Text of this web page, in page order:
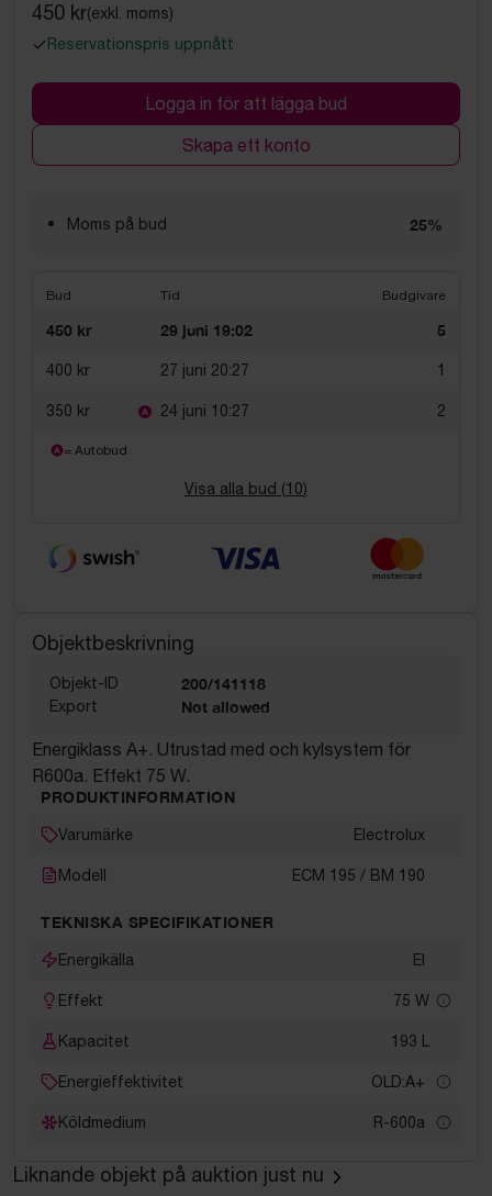
450 kr(exkl. moms)
Reservationspris uppnått
Logga in för att lägga bud
Skapa ett konto
Moms på bud 25%
Bud Tid Budgivare
450 kr 29 juni 19:02 5
400 kr 27 juni 20:27 1
350 kr 24 juni 10:27 2
= Autobud
Visa alla bud (10)
Objektbeskrivning
Objekt-ID 200/141118
Export Not allowed
Energiklass A+. Utrustad med och kylsystem för
R600a. Effekt 75 W.
PRODUKTINFORMATION
Varumärke Electrolux
Modell ECM 195 / BM 190
TEKNISKA SPECIFIKATIONER
Energikälla El
Effekt 75 W
Kapacitet 193
Energieffektivitet OLD:A+
Köldmedium R-600a
Liknande objekt på auktion just nu